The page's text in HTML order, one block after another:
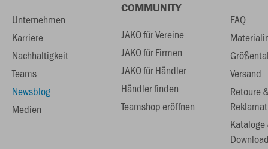
Unternehmen
Karriere
Nachhaltigkeit
Teams
Newsblog
Medien
COMMUNITY
JAKO für Vereine
JAKO für Firmen
JAKO für Händler
Händler finden
Teamshop eröffnen
FAQ
Versand
Retoure
Kataloge